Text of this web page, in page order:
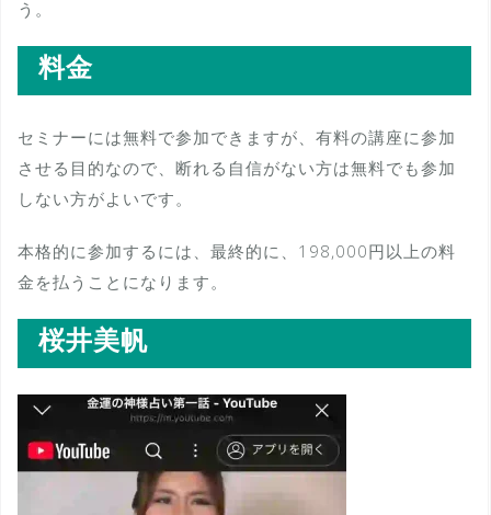
う。
料金
セミナーには無料で参加できますが、有料の講座に参加
させる目的なので、断れる自信がない方は無料でも参加
しない方がよいです。
本格的に参加するには、最終的に、198,000円以上の料
金を払うことになります。
桜井美帆